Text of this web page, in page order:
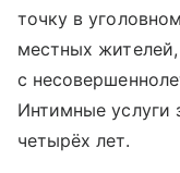
точку в
местных
с
Интимные услуги
четырёх лет.